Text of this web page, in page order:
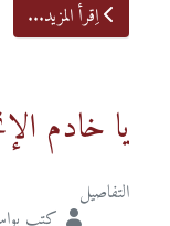
اِقرأ المزيد...
يا خادم
التفاصيل
كتب